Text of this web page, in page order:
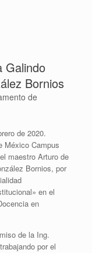
Galindo
Bornios
de
de 2020.
México Campus
maestro Arturo de
Bornios, por
en el
en
de la Ing.
por el